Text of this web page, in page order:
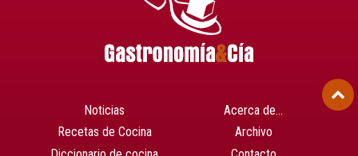
Noticias
Recetas de Cocina
Acerca de…
Archivo